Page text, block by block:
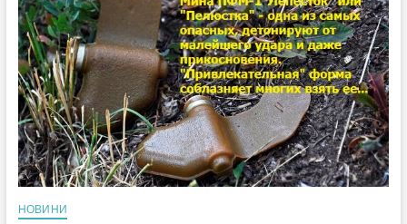
легіону
намагався
вбити
товаришів
НОВИНИ